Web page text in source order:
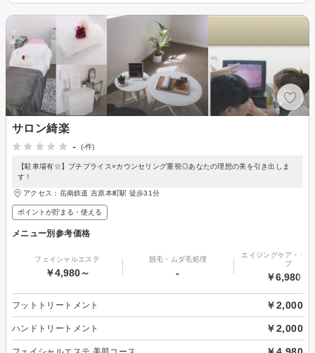
サロン綺楽
-
(-件)
【駐車場有☆】プチプライス×カウンセリング重視◎あなたの理想の美を引き出しま
す！
アクセス：岳南鉄道 吉原本町駅 徒歩31分
ポイントが貯まる・使える
メニュー別参考価格
フェイシャルエステ
￥4,980～
脱毛・ムダ毛処理
-
エイジングケア・リ
プ
￥6,980～
フットトリートメント ￥2,000
ハンドトリートメント ￥2,000